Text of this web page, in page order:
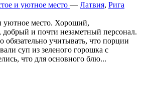
и уютное место — Латвия, Рига
уютное место. Хороший,
добрый и почти незаметный персонал.
обязательно учитывать, что порции
суп из зеленого горошка с
что для основного блю...